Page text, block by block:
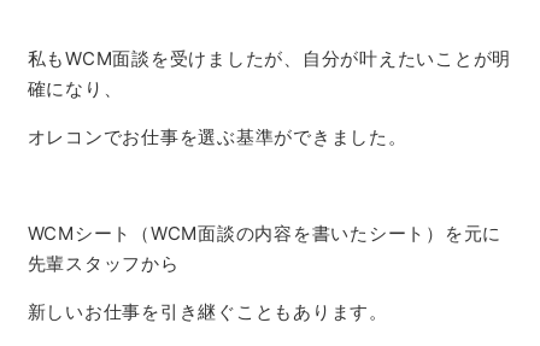
私もWCM面談を受けましたが、自分が叶えたいことが明
確になり、
オレコンでお仕事を選ぶ基準ができました。
WCMシート（WCM面談の内容を書いたシート）を元に
先輩スタッフから
新しいお仕事を引き継ぐこともあります。